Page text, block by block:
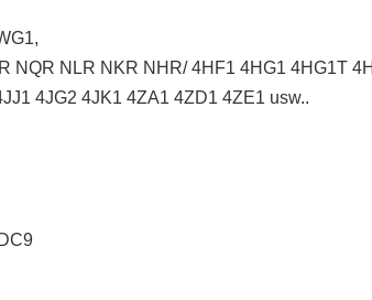
NQR NLR NKR NHR/ 4HF1 4HG1 4HG1T
4JG2 4JK1 4ZA1 4ZD1 4ZE1 usw..